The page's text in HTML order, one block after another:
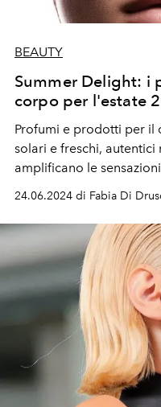
BEAUTY
Summer Delight: i
corpo per l'estate
Profumi e prodotti per il
solari e freschi,
amplificano le
24.06.2024 di Fabia Di